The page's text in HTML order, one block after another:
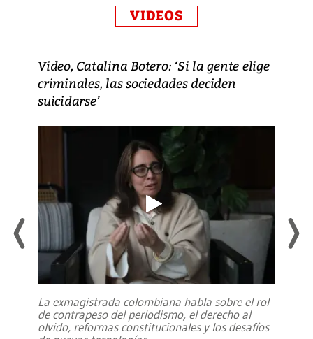
VIDEOS
Video, Catalina Botero: ‘Si la gente elige
criminales, las sociedades deciden
suicidarse’
La exmagistrada colombiana habla sobre el rol
de contrapeso del periodismo, el derecho al
olvido, reformas constitucionales y los desafíos